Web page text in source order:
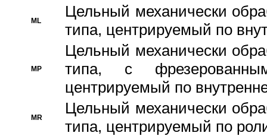
ML
Цельный механически
типа, центрируемый по
MP
Цельный механически
типа, с
центрируемый по
MR
Цельный механически
типа, центрируемый по